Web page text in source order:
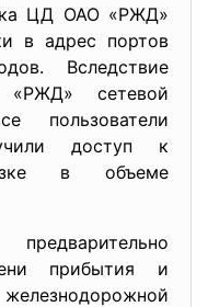
ЦД ОАО «РЖД»
в адрес портов
Вследствие
сетевой
пользователи
доступ к
в объеме
прибытия и